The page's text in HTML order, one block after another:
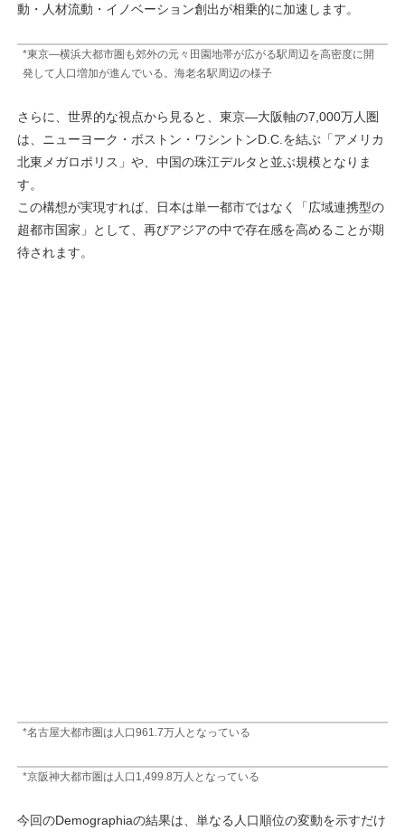
動・人材流動・イノベーション創出が相乗的に加速します。
*東京―横浜大都市圏も郊外の元々田園地帯が広がる駅周辺を高密度に開
発して人口増加が進んでいる。海老名駅周辺の様子
さらに、世界的な視点から見ると、東京―大阪軸の7,000万人圏
は、ニューヨーク・ボストン・ワシントンD.C.を結ぶ「アメリカ
北東メガロポリス」や、中国の珠江デルタと並ぶ規模となりま
す。
この構想が実現すれば、日本は単一都市ではなく「広域連携型の
超都市国家」として、再びアジアの中で存在感を高めることが期
待されます。
*名古屋大都市圏は人口961.7万人となっている
*京阪神大都市圏は人口1,499.8万人となっている
今回のDemographiaの結果は、単なる人口順位の変動を示すだけ